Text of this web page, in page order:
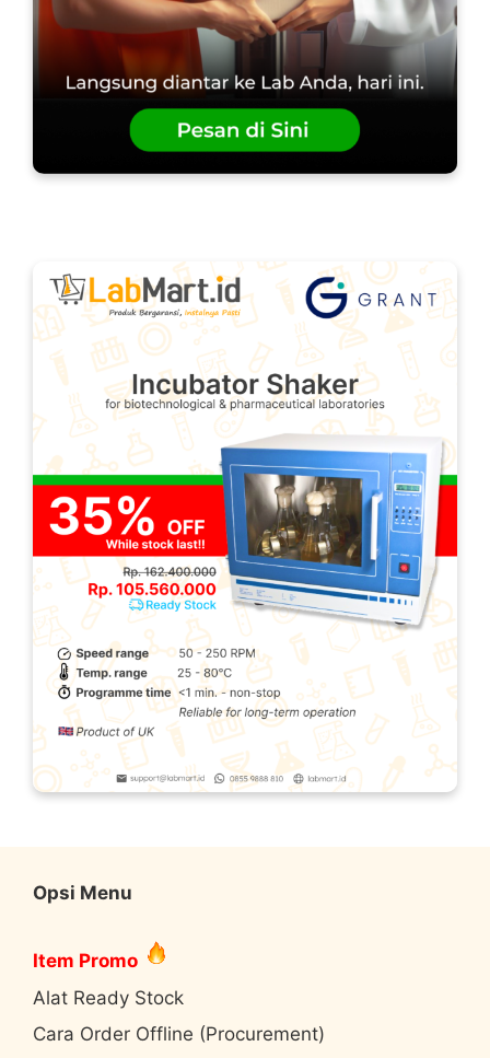
Opsi Menu
Item Promo
Alat Ready Stock
Cara Order Offline (Procurement)